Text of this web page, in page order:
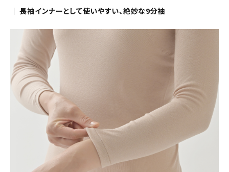
｜ 長袖インナーとして使いやすい、絶妙な9分袖